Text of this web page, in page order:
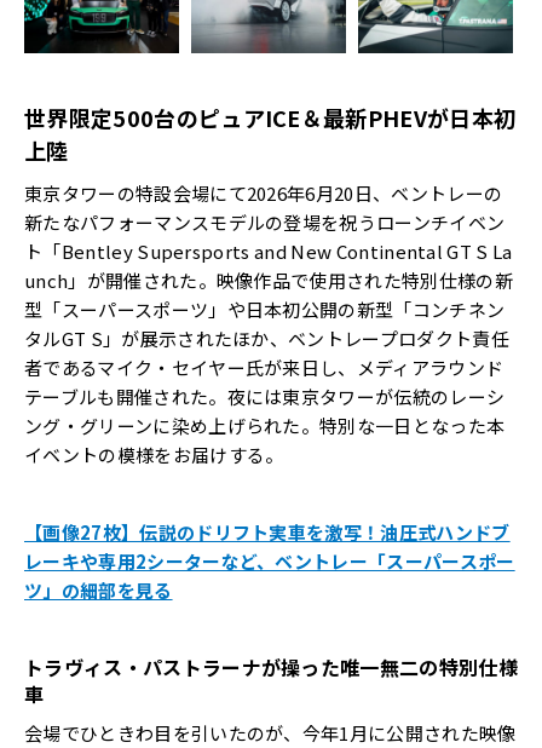
世界限定500台のピュアICE＆最新PHEVが日本初
上陸
東京タワーの特設会場にて2026年6月20日、ベントレーの
新たなパフォーマンスモデルの登場を祝うローンチイベン
ト「Bentley Supersports and New Continental GT S La
unch」が開催された。映像作品で使用された特別仕様の新
型「スーパースポーツ」や日本初公開の新型「コンチネン
タルGT S」が展示されたほか、ベントレープロダクト責任
者であるマイク・セイヤー氏が来日し、メディアラウンド
テーブルも開催された。夜には東京タワーが伝統のレーシ
ング・グリーンに染め上げられた。特別な一日となった本
イベントの模様をお届けする。
【画像27枚】伝説のドリフト実車を激写！油圧式ハンドブ
レーキや専用2シーターなど、ベントレー「スーパースポー
ツ」の細部を見る
トラヴィス・パストラーナが操った唯一無二の特別仕様
車
会場でひときわ目を引いたのが、今年1月に公開された映像